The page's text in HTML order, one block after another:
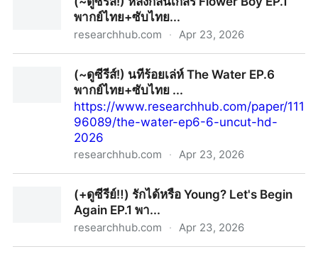
Could Kill EP.1-8 พากย์ไทย+ซับไทย (ตอนที่ 1-8) UNCUT
เต็มอิ่มครบทุกตอน ดูสดแบบออนไลน์!
พากย์ไทย+ซับไทย...
researchhub.com · Apr 23, 2026
(~ดูซีรีส์!) นทีร้อยเล่ห์ The Water EP.6
พากย์ไทย+ซับไทย ...
https://www.researchhub.com/paper/111
96089/the-water-ep6-6-uncut-hd-
2026
researchhub.com · Apr 23, 2026
(+ดูซีรีย์‼️) รักได้หรือ Young? Let's Begin
Again EP.1 พา...
researchhub.com · Apr 23, 2026